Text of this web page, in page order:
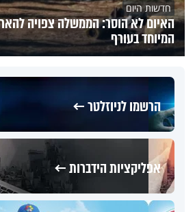
חדשות היום
האיום לא הוסר: הממשלה צפויה
המיוחד בעורף
הרשמו לניוזלטר ←
אפליקציות הידברות ←